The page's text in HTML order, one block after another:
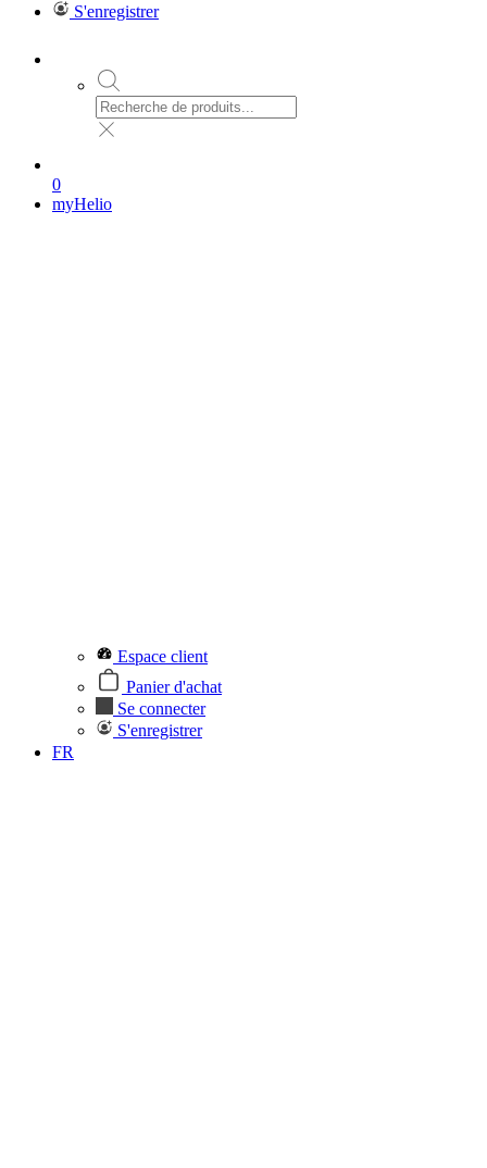
S'enregistrer
0
myHelio
Espace client
Panier d'achat
Se connecter
S'enregistrer
FR